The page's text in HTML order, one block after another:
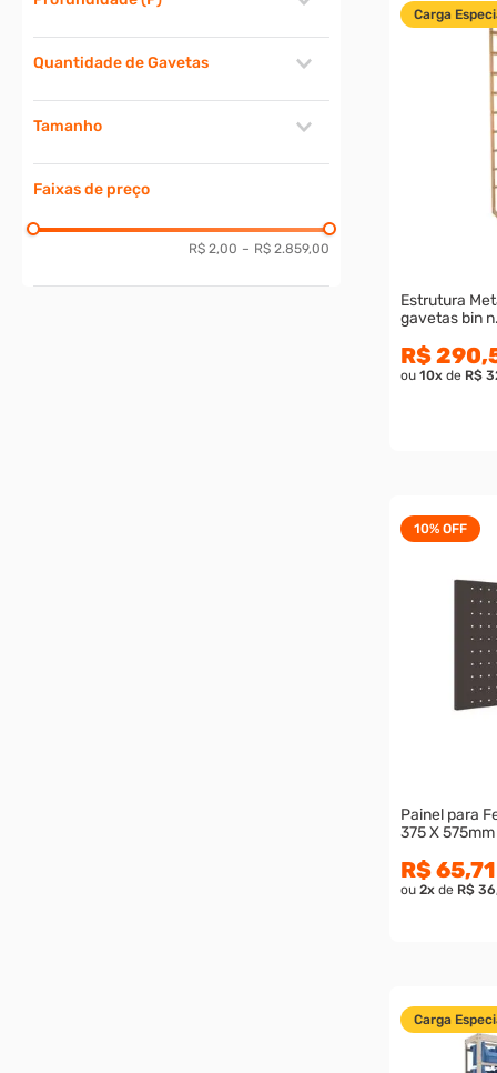
335mm
270mm
450mm (Profundidade)
Quantidade de Gavetas
12 Gavetas
21 Gavetas
28 Gavetas
Tamanho
20
Faixas de preço
R$ 2,00 – R$ 2.859,00
Carga
Estrutura
gavetas bin
R$
ou 10x de R$
10% OFF
Painel para
375 X
R$ 65,71
ou 2x de R$
Carga